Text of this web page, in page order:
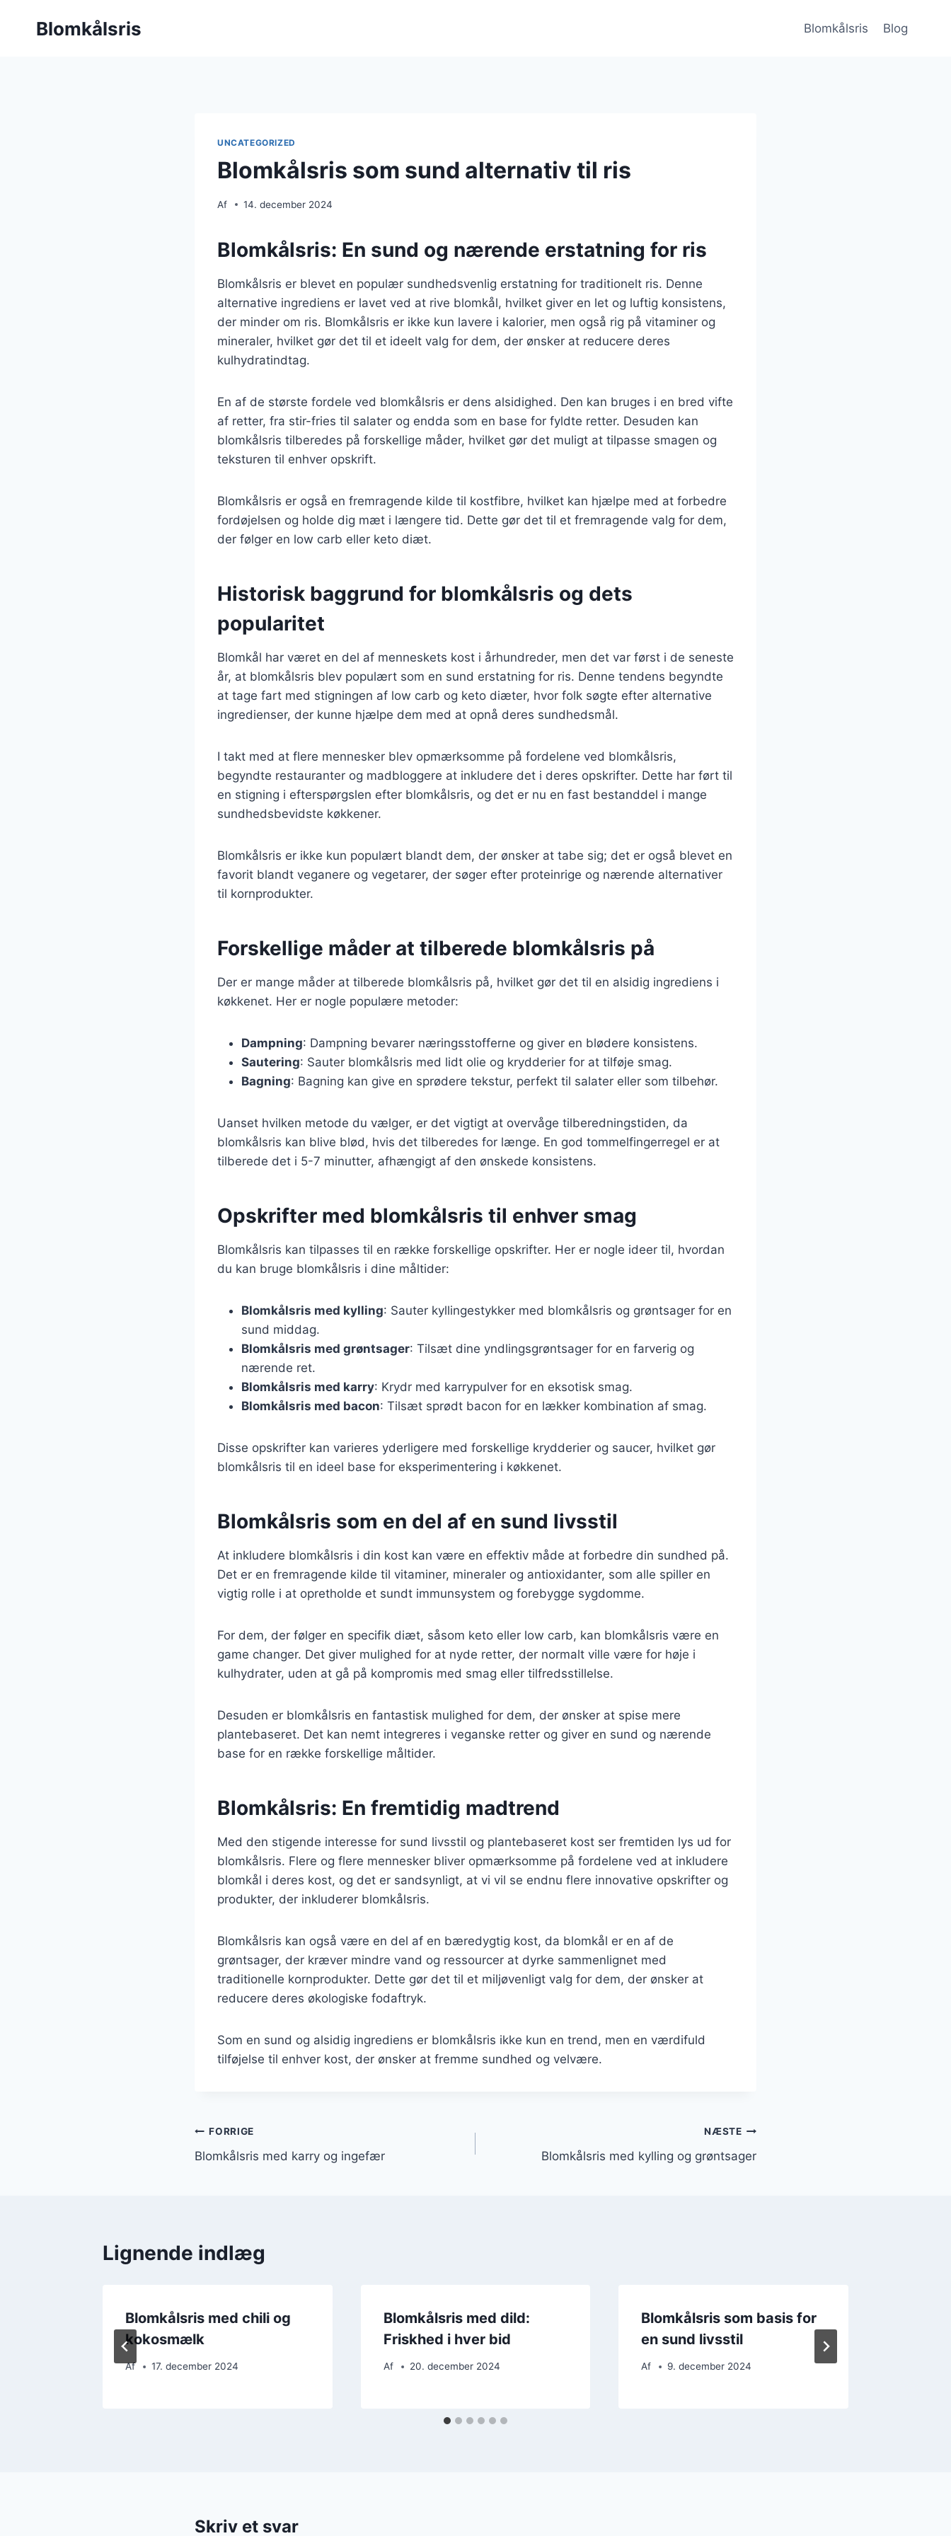
Blomkålsris Blomkålsris Blog
UNCATEGORIZED
Blomkålsris som sund alternativ til ris
Af 14. december 2024
Blomkålsris: En sund og nærende erstatning for ris
Blomkålsris er blevet en populær sundhedsvenlig erstatning for traditionelt ris. Denne
alternative ingrediens er lavet ved at rive blomkål, hvilket giver en let og luftig konsistens,
der minder om ris. Blomkålsris er ikke kun lavere i kalorier, men også rig på vitaminer og
mineraler, hvilket gør det til et ideelt valg for dem, der ønsker at reducere deres
kulhydratindtag.
En af de største fordele ved blomkålsris er dens alsidighed. Den kan bruges i en bred vifte
af retter, fra stir-fries til salater og endda som en base for fyldte retter. Desuden kan
blomkålsris tilberedes på forskellige måder, hvilket gør det muligt at tilpasse smagen og
teksturen til enhver opskrift.
Blomkålsris er også en fremragende kilde til kostfibre, hvilket kan hjælpe med at forbedre
fordøjelsen og holde dig mæt i længere tid. Dette gør det til et fremragende valg for dem,
der følger en low carb eller keto diæt.
Historisk baggrund for blomkålsris og dets
popularitet
Blomkål har været en del af menneskets kost i århundreder, men det var først i de seneste
år, at blomkålsris blev populært som en sund erstatning for ris. Denne tendens begyndte
at tage fart med stigningen af low carb og keto diæter, hvor folk søgte efter alternative
ingredienser, der kunne hjælpe dem med at opnå deres sundhedsmål.
I takt med at flere mennesker blev opmærksomme på fordelene ved blomkålsris,
begyndte restauranter og madbloggere at inkludere det i deres opskrifter. Dette har ført til
en stigning i efterspørgslen efter blomkålsris, og det er nu en fast bestanddel i mange
sundhedsbevidste køkkener.
Blomkålsris er ikke kun populært blandt dem, der ønsker at tabe sig; det er også blevet en
favorit blandt veganere og vegetarer, der søger efter proteinrige og nærende alternativer
til kornprodukter.
Forskellige måder at tilberede blomkålsris på
Der er mange måder at tilberede blomkålsris på, hvilket gør det til en alsidig ingrediens i
køkkenet. Her er nogle populære metoder:
Dampning: Dampning bevarer næringsstofferne og giver en blødere konsistens.
Sautering: Sauter blomkålsris med lidt olie og krydderier for at tilføje smag.
Bagning: Bagning kan give en sprødere tekstur, perfekt til salater eller som tilbehør.
Uanset hvilken metode du vælger, er det vigtigt at overvåge tilberedningstiden, da
blomkålsris kan blive blød, hvis det tilberedes for længe. En god tommelfingerregel er at
tilberede det i 5-7 minutter, afhængigt af den ønskede konsistens.
Opskrifter med blomkålsris til enhver smag
Blomkålsris kan tilpasses til en række forskellige opskrifter. Her er nogle ideer til, hvordan
du kan bruge blomkålsris i dine måltider:
Blomkålsris med kylling: Sauter kyllingestykker med blomkålsris og grøntsager for en
sund middag.
Blomkålsris med grøntsager: Tilsæt dine yndlingsgrøntsager for en farverig og
nærende ret.
Blomkålsris med karry: Krydr med karrypulver for en eksotisk smag.
Blomkålsris med bacon: Tilsæt sprødt bacon for en lækker kombination af smag.
Disse opskrifter kan varieres yderligere med forskellige krydderier og saucer, hvilket gør
blomkålsris til en ideel base for eksperimentering i køkkenet.
Blomkålsris som en del af en sund livsstil
At inkludere blomkålsris i din kost kan være en effektiv måde at forbedre din sundhed på.
Det er en fremragende kilde til vitaminer, mineraler og antioxidanter, som alle spiller en
vigtig rolle i at opretholde et sundt immunsystem og forebygge sygdomme.
For dem, der følger en specifik diæt, såsom keto eller low carb, kan blomkålsris være en
game changer. Det giver mulighed for at nyde retter, der normalt ville være for høje i
kulhydrater, uden at gå på kompromis med smag eller tilfredsstillelse.
Desuden er blomkålsris en fantastisk mulighed for dem, der ønsker at spise mere
plantebaseret. Det kan nemt integreres i veganske retter og giver en sund og nærende
base for en række forskellige måltider.
Blomkålsris: En fremtidig madtrend
Med den stigende interesse for sund livsstil og plantebaseret kost ser fremtiden lys ud for
blomkålsris. Flere og flere mennesker bliver opmærksomme på fordelene ved at inkludere
blomkål i deres kost, og det er sandsynligt, at vi vil se endnu flere innovative opskrifter og
produkter, der inkluderer blomkålsris.
Blomkålsris kan også være en del af en bæredygtig kost, da blomkål er en af de
grøntsager, der kræver mindre vand og ressourcer at dyrke sammenlignet med
traditionelle kornprodukter. Dette gør det til et miljøvenligt valg for dem, der ønsker at
reducere deres økologiske fodaftryk.
Som en sund og alsidig ingrediens er blomkålsris ikke kun en trend, men en værdifuld
tilføjelse til enhver kost, der ønsker at fremme sundhed og velvære.
Indlægsnavigation
FORRIGE
Blomkålsris med karry og ingefær
NÆSTE
Blomkålsris med kylling og grøntsager
Lignende indlæg
Blomkålsris med chili og
kokosmælk
Af 17. december 2024
Blomkålsris med dild:
Friskhed i hver bid
Af 20. december 2024
Blomkålsris som basis for
en sund livsstil
Af 9. december 2024
Skriv et svar